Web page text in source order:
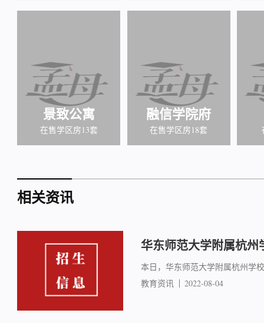
景致公寓
在售学区房13套
融信学院府
在售学区房18套
相关资讯
华东师范大学附属杭州
本日，华东师范大学附属杭州学
教育资讯
2022-08-04